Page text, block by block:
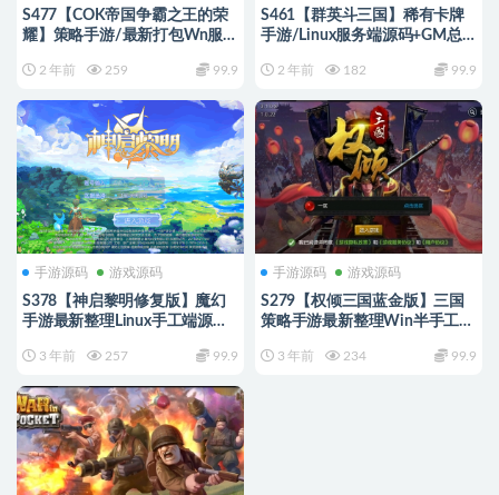
S477【COK帝国争霸之王的荣
耀】策略手游/最新打包Wn服务
2 年前 259 99.9
S461【群英斗三国】稀有卡牌
手游/Linux服务端源码+GM总
2 年前 182 99.9
手游源码 游戏源码
S378【神启黎明修复版】魔幻
手游最新整理Linux手工端源码
3 年前 257 99.9
手游源码 游戏源码
S279【权倾三国蓝金版】三国
策略手游最新整理Win半手工服
3 年前 234 99.9